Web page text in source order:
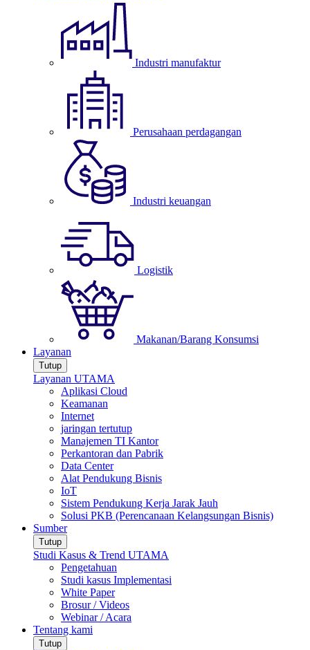
Industri manufaktur
Perusahaan perdagangan
Industri keuangan
Logistik
Makanan/Barang Konsumsi
Layanan
Tutup
Layanan UTAMA
Aplikasi Cloud
Keamanan
Internet
jaringan tertutup
Manajemen TI Kantor
Perkantoran dan Pabrik
Data Center
Alat Pendukung Bisnis
IoT
Sistem Pendukung Kerja Jarak Jauh
Solusi PKB (Perencanaan Kelangsungan Bisnis)
Sumber
Tutup
Studi Kasus & Trend UTAMA
Pengetahuan
Studi kasus Implementasi
White Paper
Brosur / Videos
Webinar / Acara
Tentang kami
Tutup